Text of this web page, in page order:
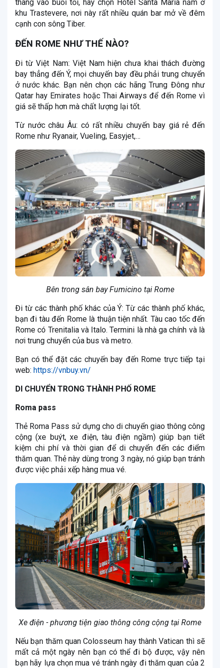
thang vào buổi tối, hãy chọn Hotel Santa Maria nằm ở
khu Trastevere, nơi này rất nhiều quán bar mở về đêm
cạnh con sông Tiber.
ĐẾN ROME NHƯ THẾ NÀO?
Đi từ Việt Nam: Việt Nam hiện chưa khai thách đường
bay thẳng đến Ý, mọi chuyến bay đều phải trung chuyển
ở nước khác. Bạn nên chọn các hãng Trung Đông như
Qatar hay Emirates hoặc Thai Airways để đến Rome vì
giá sẽ thấp hơn mà chất lượng lại tốt.
Từ nước châu Âu: có rất nhiều chuyến bay giá rẻ đến
Rome như Ryanair, Vueling, Easyjet,…
Bên trong sân bay Fumicino tại Rome
Đi từ các thành phố khác của Ý: Từ các thành phố khác,
bạn đi tàu đến Rome là thuận tiện nhất. Tàu cao tốc đến
Rome có Trenitalia và Italo. Termini là nhà ga chính và là
nơi trung chuyển của bus và metro.
Bạn có thể đặt các chuyến bay đến Rome trực tiếp tại
web: https://vnbuy.vn/
DI CHUYỂN TRONG THÀNH PHỐ ROME
Roma pass
Thẻ Roma Pass sử dựng cho di chuyển giao thông công
cộng (xe buýt, xe điện, tàu điện ngầm) giúp bạn tiết
kiệm chi phí và thời gian để di chuyển đến các điểm
thăm quan. Thẻ này dùng trong 3 ngày, nó giúp bạn tránh
được việc phải xếp hàng mua vé.
Xe điện - phương tiện giao thông công cộng tại Rome
Nếu bạn thăm quan Colosseum hay thành Vatican thì sẽ
mất cả một ngày nên bạn có thể đi bộ được, vậy nên
bạn hãy lựa chọn mua vé tránh ngày đi thăm quan của 2